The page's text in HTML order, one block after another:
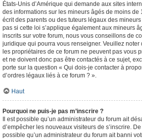
États-Unis d’Amérique qui demande aux sites
des informations sur les mineurs âgés de moins de
écrit des parents ou des tuteurs légaux des
pas si cette loi s’applique également aux mineurs
inscrits sur votre forum, nous vous conseillons de
juridique qui pourra vous renseigner. Veuillez noter
les propriétaires de ce forum ne peuvent pas vous
et ne doivent donc pas être contactés à ce sujet,
porte sur la question « Qui dois-je contacter à
d’ordres légaux liés à ce forum ? ».
Haut
Pourquoi ne puis-je pas m’inscrire ?
Il est possible qu’un administrateur du forum ait
d’empêcher les nouveaux visiteurs de s’inscrire.
possible qu’un administrateur du forum ait banni